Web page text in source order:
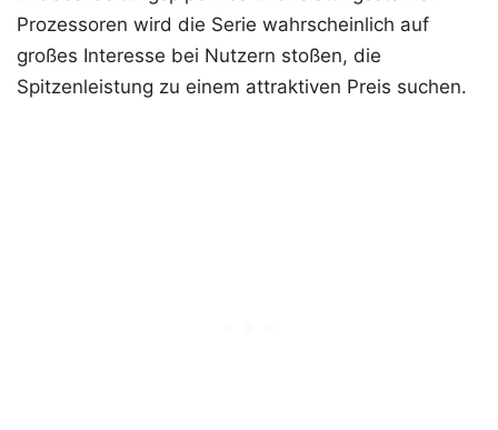
Prozessoren wird die Serie wahrscheinlich auf
großes Interesse bei Nutzern stoßen, die
Spitzenleistung zu einem attraktiven Preis suchen.